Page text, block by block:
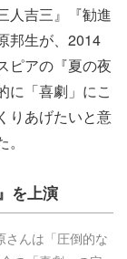
人吉三』『勧進
邦生が、2014
ピアの『夏の夜
に「喜劇」にこ
りあげたいと意
を上演
んは「圧倒的な